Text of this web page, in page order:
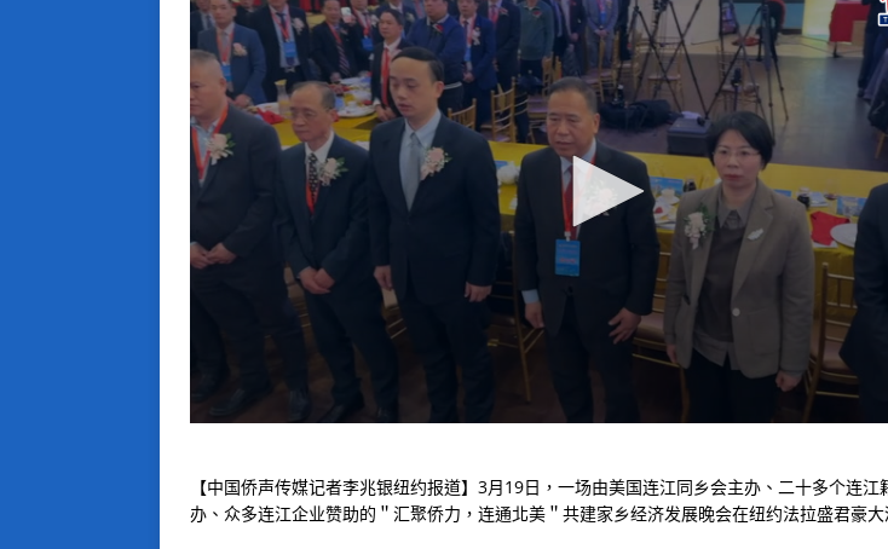
【中国侨声传媒记者李兆银纽约报道】3月19日，一场由美国连江同乡会主办、二十多个连江
办、众多连江企业赞助的＂汇聚侨力，连通北美＂共建家乡经济发展晚会在纽约法拉盛君豪大